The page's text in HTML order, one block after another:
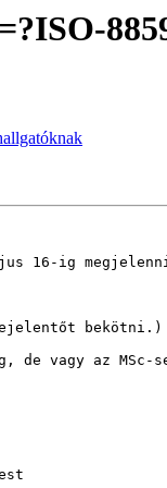
16-ig
bekötni.)
de vagy az MSc-